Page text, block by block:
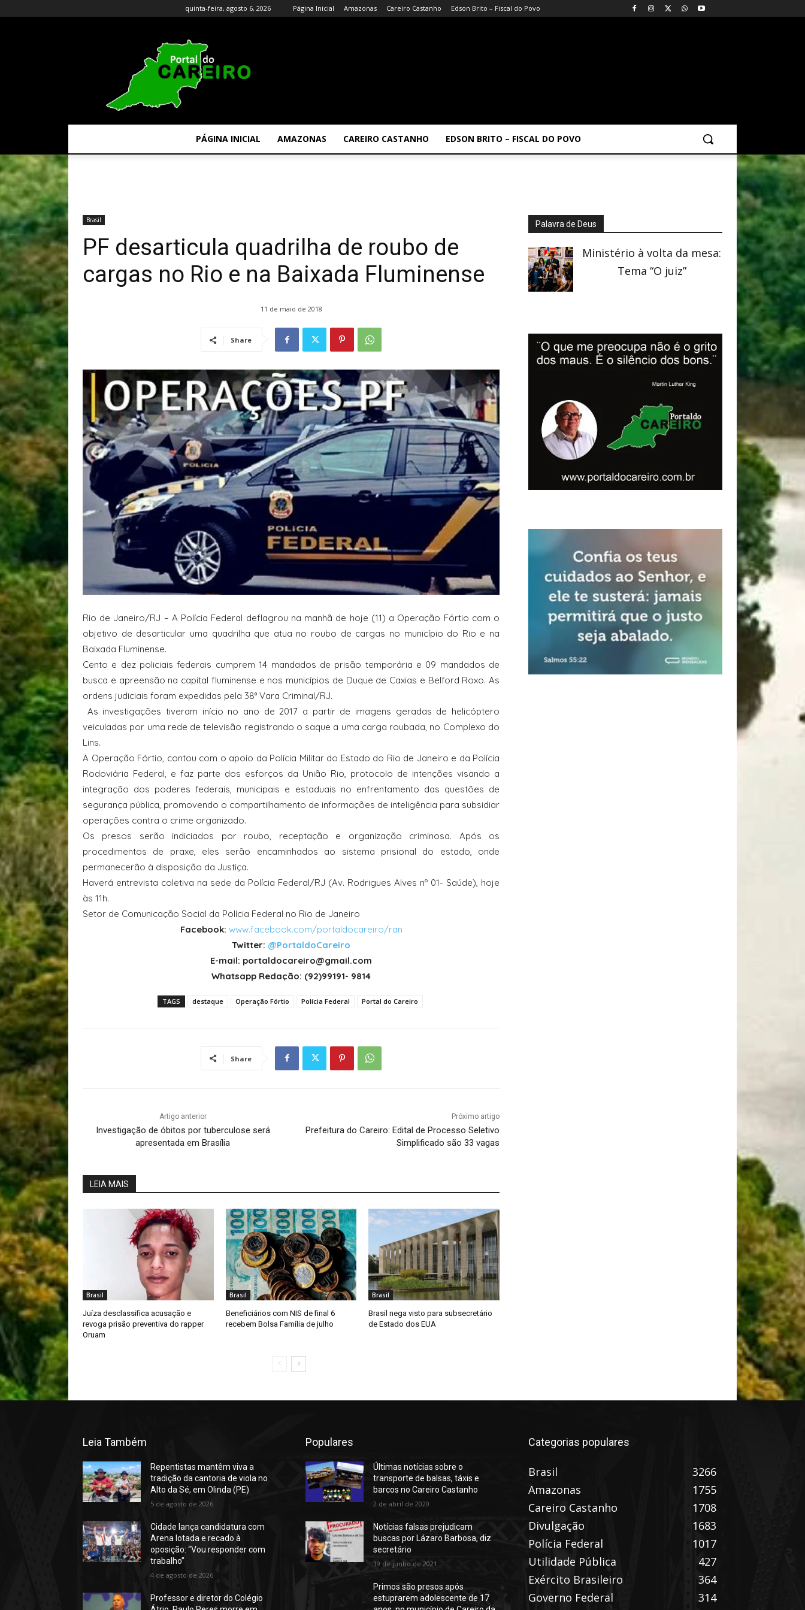
quinta-feira, agosto 6, 2026 Página Inicial Amazonas Careiro Castanho Edson Brito – Fiscal do Povo
PÁGINA INICIAL AMAZONAS CAREIRO CASTANHO EDSON BRITO – FISCAL DO POVO
Brasil
PF desarticula quadrilha de roubo de
cargas no Rio e na Baixada Fluminense
11 de maio de 2018
Share
Rio de Janeiro/RJ – A Polícia Federal deflagrou na manhã de hoje (11) a Operação Fórtio com o
objetivo de desarticular uma quadrilha que atua no roubo de cargas no município do Rio e na
Baixada Fluminense.
Cento e dez policiais federais cumprem 14 mandados de prisão temporária e 09 mandados de
busca e apreensão na capital fluminense e nos municípios de Duque de Caxias e Belford Roxo. As
ordens judiciais foram expedidas pela 38° Vara Criminal/RJ.
As investigações tiveram início no ano de 2017 a partir de imagens geradas de helicóptero
veiculadas por uma rede de televisão registrando o saque a uma carga roubada, no Complexo do
Lins.
A Operação Fórtio, contou com o apoio da Polícia Militar do Estado do Rio de Janeiro e da Polícia
Rodoviária Federal, e faz parte dos esforços da União Rio, protocolo de intenções visando a
integração dos poderes federais, municipais e estaduais no enfrentamento das questões de
segurança pública, promovendo o compartilhamento de informações de inteligência para subsidiar
operações contra o crime organizado.
Os presos serão indiciados por roubo, receptação e organização criminosa. Após os
procedimentos de praxe, eles serão encaminhados ao sistema prisional do estado, onde
permanecerão à disposição da Justiça.
Haverá entrevista coletiva na sede da Polícia Federal/RJ (Av. Rodrigues Alves nº 01- Saúde), hoje
às 11h.
Setor de Comunicação Social da Polícia Federal no Rio de Janeiro
Facebook: www.facebook.com/portaldocareiro/ran
Twitter: @PortaldoCareiro
E-mail: portaldocareiro@gmail.com
Whatsapp Redação: (92)99191- 9814
TAGS destaque Operação Fórtio Polícia Federal Portal do Careiro
Share
Artigo anterior
Investigação de óbitos por tuberculose será
apresentada em Brasília
Próximo artigo
Prefeitura do Careiro: Edital de Processo Seletivo
Simplificado são 33 vagas
LEIA MAIS
Brasil
Juíza desclassifica acusação e
revoga prisão preventiva do rapper
Oruam
Brasil
Beneficiários com NIS de final 6
recebem Bolsa Família de julho
Brasil
Brasil nega visto para subsecretário
de Estado dos EUA
Palavra de Deus
Ministério à volta da mesa:
Tema “O juiz”
Leia Também
Repentistas mantêm viva a
tradição da cantoria de viola no
Alto da Sé, em Olinda (PE)
5 de agosto de 2026
Cidade lança candidatura com
Arena lotada e recado à
oposição: “Vou responder com
trabalho”
4 de agosto de 2026
Professor e diretor do Colégio
Populares
Últimas notícias sobre o
transporte de balsas, táxis e
barcos no Careiro Castanho
2 de abril de 2020
Notícias falsas prejudicam
buscas por Lázaro Barbosa, diz
secretário
19 de junho de 2021
Primos são presos após
estuprarem adolescente de 17
Categorias populares
Brasil
3266
Amazonas
1755
Careiro Castanho
1708
Divulgação
1683
Polícia Federal
1017
Utilidade Pública
427
Exército Brasileiro
364
Governo Federal
314